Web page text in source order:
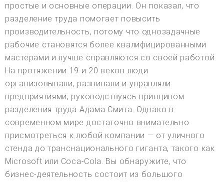
простые и основные операции. Он показал, что
разделение труда помогает повысить
производительность, потому что однозадачные
рабочие становятся более квалифицированными
мастерами и лучше справляются со своей работой.
На протяжении 19 и 20 веков люди
организовывали, развивали и управляли
предприятиями, руководствуясь принципом
разделения труда Адама Смита. Однако в
современном мире достаточно внимательно
присмотреться к любой компании — от уличного
стенда до транснационального гиганта, такого как
Microsoft или Coca-Cola. Вы обнаружите, что
бизнес-деятельность состоит из большого